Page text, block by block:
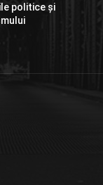
politice și